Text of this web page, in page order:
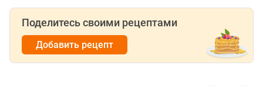
Поделитесь своими рецептами
Добавить рецепт